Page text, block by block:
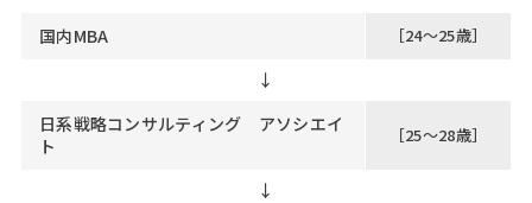
国内MBA ［24～25歳］
↓
日系戦略コンサルティング アソシエイ
ト
［25～28歳］
↓